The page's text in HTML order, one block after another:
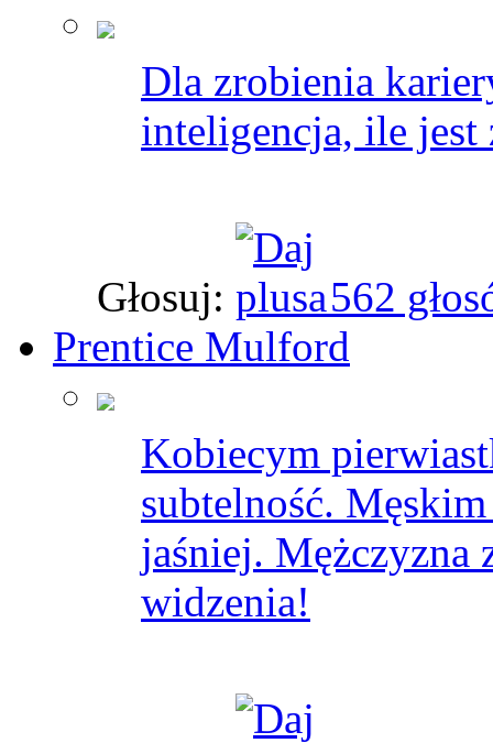
Dla zrobienia
inteligencja, ile jest
Głosuj:
562
Prentice Mulford
Kobiecym
subtelność.
jaśniej. Mężczyzna
widzenia!